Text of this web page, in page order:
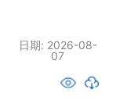
日期: 2026-08-
07